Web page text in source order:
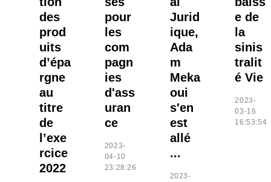
des
prod
uits
d’épa
rgne
au
titre
de
l’exe
rcice
2022
pour
les
com
pagn
ies
d'ass
uran
ce
2023-
04-10
23:28:26
Jurid
ique,
Ada
m
Meka
oui
s'en
est
allé
...
2023-
e de
la
sinis
tralit
é Vie
2023-
03-16
16:53:54